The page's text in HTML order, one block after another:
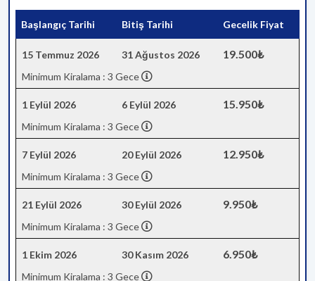
Başlangıç Tarihi Bitiş Tarihi Gecelik Fiyat
15 Temmuz 2026 31 Ağustos 2026 19.500₺
Minimum Kiralama : 3 Gece
1 Eylül 2026 6 Eylül 2026 15.950₺
Minimum Kiralama : 3 Gece
7 Eylül 2026 20 Eylül 2026 12.950₺
Minimum Kiralama : 3 Gece
21 Eylül 2026 30 Eylül 2026 9.950₺
Minimum Kiralama : 3 Gece
1 Ekim 2026 30 Kasım 2026 6.950₺
Minimum Kiralama : 3 Gece